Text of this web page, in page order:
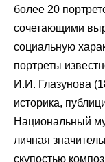
более 20
сочетающими
социальную
портреты
И.И. Глазунова
историка,
Национальный
личная
скупостью